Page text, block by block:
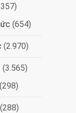
(654)
(2.970)
(3.565)
(298)
(288)